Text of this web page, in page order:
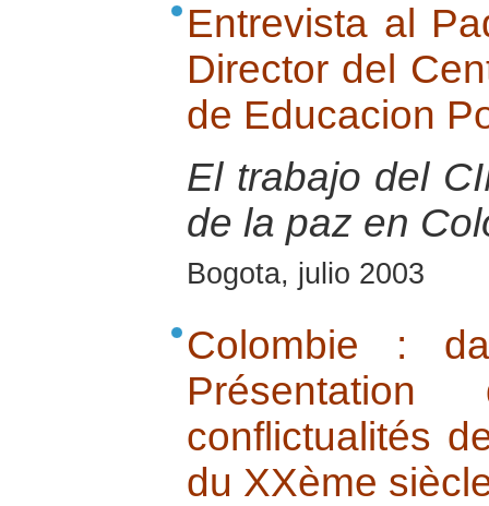
Entrevista al
Director del
de Educacion
El trabajo del
de la paz en
Bogota, julio 2003
Colombie :
conflictualités
du XXème